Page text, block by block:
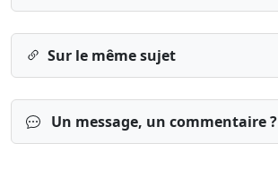
Sur le même sujet
Un message, un commentaire ?